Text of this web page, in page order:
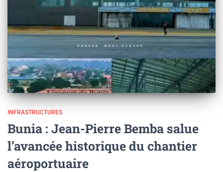
INFRASTRUCTURES
Bunia : Jean-Pierre Bemba salue
l’avancée historique du chantier
aéroportuaire